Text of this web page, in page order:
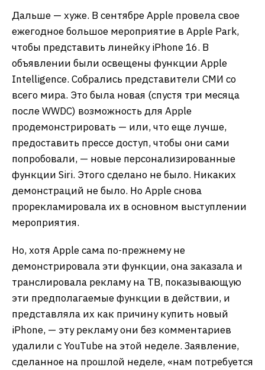
Дальше — хуже. В сентябре Apple провела свое
ежегодное большое мероприятие в Apple Park,
чтобы представить линейку iPhone 16. В
объявлении были освещены функции Apple
Intelligence. Собрались представители СМИ со
всего мира. Это была новая (спустя три месяца
после WWDC) возможность для Apple
продемонстрировать — или, что еще лучше,
предоставить прессе доступ, чтобы они сами
попробовали, — новые персонализированные
функции Siri. Этого сделано не было. Никаких
демонстраций не было. Но Apple снова
прорекламировала их в основном выступлении
мероприятия.
Но, хотя Apple сама по-прежнему не
демонстрировала эти функции, она заказала и
транслировала рекламу на ТВ, показывающую
эти предполагаемые функции в действии, и
представляла их как причину купить новый
iPhone, — эту рекламу они без комментариев
удалили с YouTube на этой неделе. Заявление,
сделанное на прошлой неделе, «нам потребуется